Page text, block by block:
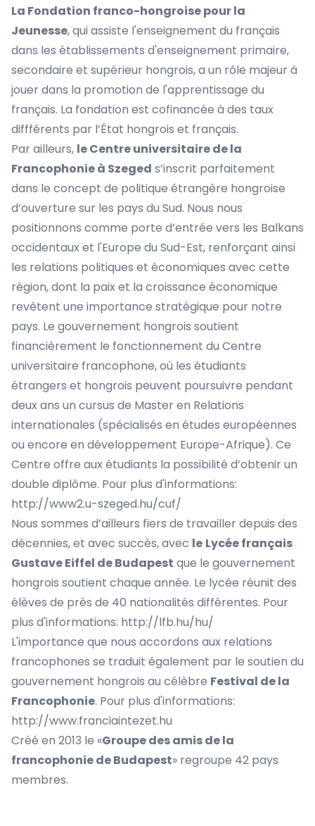
La Fondation franco-hongroise pour la
Jeunesse, qui assiste l'enseignement du français
dans les établissements d'enseignement primaire,
secondaire et supérieur hongrois, a un rôle majeur à
jouer dans la promotion de l'apprentissage du
français. La fondation est cofinancée à des taux
diffférents par l’État hongrois et français.
Par ailleurs, le Centre universitaire de la
Francophonie à Szeged s’inscrit parfaitement
dans le concept de politique étrangère hongroise
d’ouverture sur les pays du Sud. Nous nous
positionnons comme porte d’entrée vers les Balkans
occidentaux et l'Europe du Sud-Est, renforçant ainsi
les relations politiques et économiques avec cette
région, dont la paix et la croissance économique
revêtent une importance stratégique pour notre
pays. Le gouvernement hongrois soutient
financièrement le fonctionnement du Centre
universitaire francophone, où les étudiants
étrangers et hongrois peuvent poursuivre pendant
deux ans un cursus de Master en Relations
internationales (spécialisés en études européennes
ou encore en développement Europe-Afrique). Ce
Centre offre aux étudiants la possibilité d’obtenir un
double diplôme. Pour plus d'informations:
http://www2.u-szeged.hu/cuf/
Nous sommes d’ailleurs fiers de travailler depuis des
décennies, et avec succès, avec le Lycée français
Gustave Eiffel de Budapest que le gouvernement
hongrois soutient chaque année. Le lycée réunit des
élèves de près de 40 nationalités différentes. Pour
plus d'informations: http://lfb.hu/hu/
L'importance que nous accordons aux relations
francophones se traduit également par le soutien du
gouvernement hongrois au célèbre Festival de la
Francophonie. Pour plus d'informations:
http://www.franciaintezet.hu
Créé en 2013 le «Groupe des amis de la
francophonie de Budapest» regroupe 42 pays
membres.